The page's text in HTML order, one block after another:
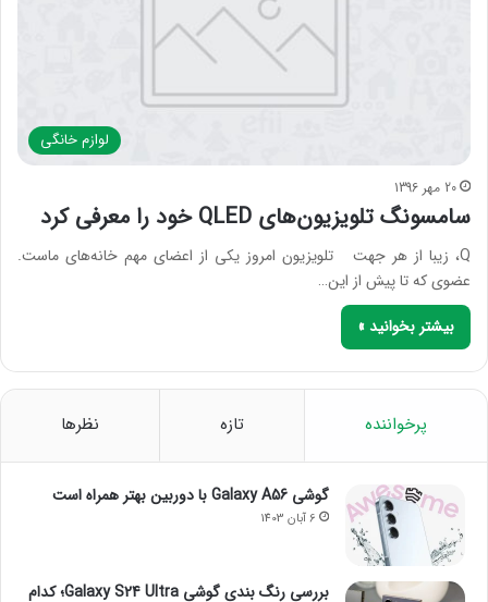
لوازم خانگی
20 مهر 1396
سامسونگ تلویزیون‌های QLED خود را معرفی کرد
Q، زیبا از هر جهت تلویزیون امروز یکی از اعضای مهم خانه‌های ماست.
عضوی که تا پیش از این…
بیشتر بخوانید »
پرخواننده تازه نظرها
گوشی Galaxy A56 با دوربین بهتر همراه است
6 آبان 1403
بررسی رنگ بندی گوشی Galaxy S24 Ultra؛ کدام